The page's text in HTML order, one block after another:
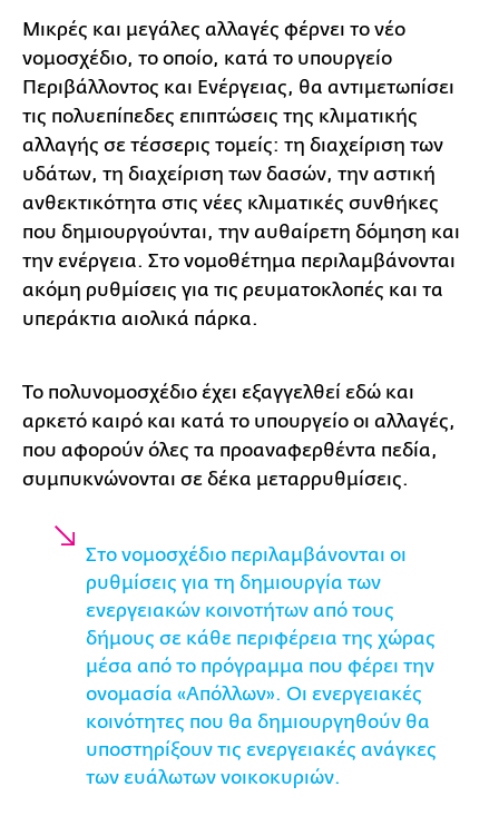
Μικρές και μεγάλες αλλαγές φέρνει το νέο
νομοσχέδιο, το οποίο, κατά το υπουργείο
Περιβάλλοντος και Ενέργειας, θα αντιμετωπίσει
τις πολυεπίπεδες επιπτώσεις της κλιματικής
αλλαγής σε τέσσερις τομείς: τη διαχείριση των
υδάτων, τη διαχείριση των δασών, την αστική
ανθεκτικότητα στις νέες κλιματικές συνθήκες
που δημιουργούνται, την αυθαίρετη δόμηση και
την ενέργεια. Στο νομοθέτημα περιλαμβάνονται
ακόμη ρυθμίσεις για τις ρευματοκλοπές και τα
υπεράκτια αιολικά πάρκα.
Το πολυνομοσχέδιο έχει εξαγγελθεί εδώ και
αρκετό καιρό και κατά το υπουργείο οι αλλαγές,
που αφορούν όλες τα προαναφερθέντα πεδία,
συμπυκνώνονται σε δέκα μεταρρυθμίσεις.
Στο νομοσχέδιο περιλαμβάνονται οι
ρυθμίσεις για τη δημιουργία των
ενεργειακών κοινοτήτων από τους
δήμους σε κάθε περιφέρεια της χώρας
μέσα από το πρόγραμμα που φέρει την
ονομασία «Απόλλων». Οι ενεργειακές
κοινότητες που θα δημιουργηθούν θα
υποστηρίξουν τις ενεργειακές ανάγκες
των ευάλωτων νοικοκυριών.